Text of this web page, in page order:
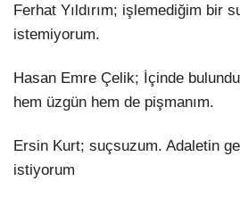
Ferhat Yıldırım; işlemediğim bir
istemiyorum.
Hasan Emre Çelik; İçinde
hem üzgün hem de pişmanım.
Ersin Kurt; suçsuzum. Adaletin
istiyorum